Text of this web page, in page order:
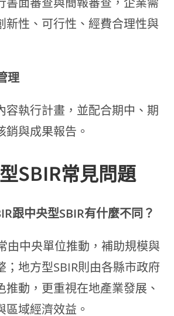
新性、可行性、經費合理性與
理
容執行計畫，並配合期中、期
銷與成果報告。
SBIR常見問題
跟中央型SBIR有什麼不同？
由中央單位推動，補助規模與
；地方型SBIR則由各縣市政府
推動，更重視在地產業發展、
域經濟效益。